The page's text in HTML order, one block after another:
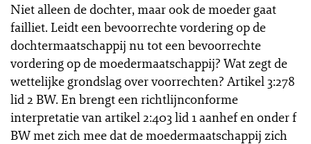
Niet alleen de dochter, maar ook de moeder gaat
failliet. Leidt een bevoorrechte vordering op de
dochtermaatschappij nu tot een bevoorrechte
vordering op de moedermaatschappij? Wat zegt de
wettelijke grondslag over voorrechten? Artikel 3:278
lid 2 BW. En brengt een richtlijnconforme
interpretatie van artikel 2:403 lid 1 aanhef en onder f
BW met zich mee dat de moedermaatschappij zich